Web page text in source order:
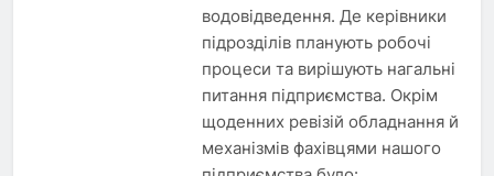
водовідведення. Де керівники
підрозділів планують робочі
процеси та вирішують нагальні
питання підприємства. Окрім
щоденних ревізій обладнання й
механізмів фахівцями нашого